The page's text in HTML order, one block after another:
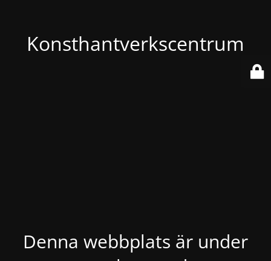
Konsthantverkscentrum
Denna webbplats är under